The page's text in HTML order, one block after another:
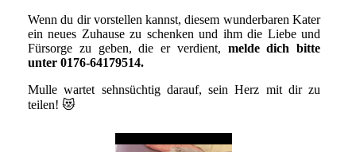
Wenn du dir vorstellen kannst, diesem wunderbaren Kater
ein neues Zuhause zu schenken und ihm die Liebe und
Fürsorge zu geben, die er verdient, melde dich bitte
unter 0176-64179514.
Mulle wartet sehnsüchtig darauf, sein Herz mit dir zu
teilen! 😻